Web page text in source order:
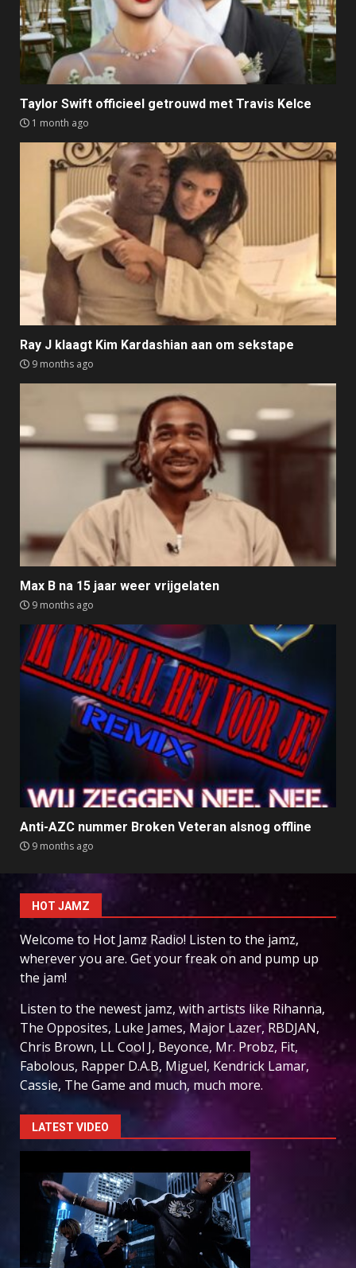
Taylor Swift officieel getrouwd met Travis Kelce
1 month ago
Ray J klaagt Kim Kardashian aan om sekstape
9 months ago
Max B na 15 jaar weer vrijgelaten
9 months ago
Anti-AZC nummer Broken Veteran alsnog offline
9 months ago
HOT JAMZ
Welcome to Hot Jamz Radio! Listen to the jamz,
wherever you are. Get your freak on and pump up
the jam!
Listen to the newest jamz, with artists like Rihanna,
The Opposites, Luke James, Major Lazer, RBDJAN,
Chris Brown, LL Cool J, Beyonce, Mr. Probz, Fit,
Fabolous, Rapper D.A.B, Miguel, Kendrick Lamar,
Cassie, The Game and much, much more.
LATEST VIDEO